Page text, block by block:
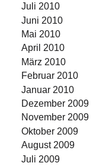
Juli 2010
Juni 2010
Mai 2010
April 2010
März 2010
Februar 2010
Januar 2010
Dezember 2009
November 2009
Oktober 2009
August 2009
Juli 2009